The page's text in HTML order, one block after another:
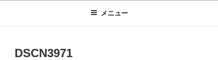
メニュー
DSCN3971